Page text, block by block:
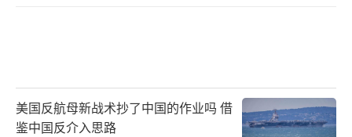
美国反航母新战术抄了中国的作业吗 借
鉴中国反介入思路